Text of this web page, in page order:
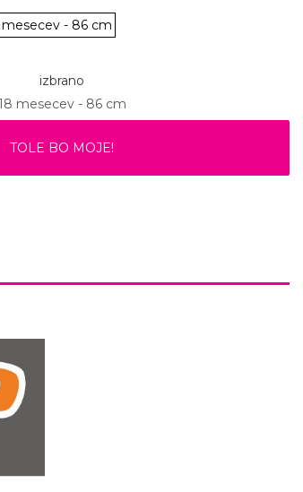
mesecev - 86 cm
izbrano
mesecev - 86 cm
TOLE BO MOJE!